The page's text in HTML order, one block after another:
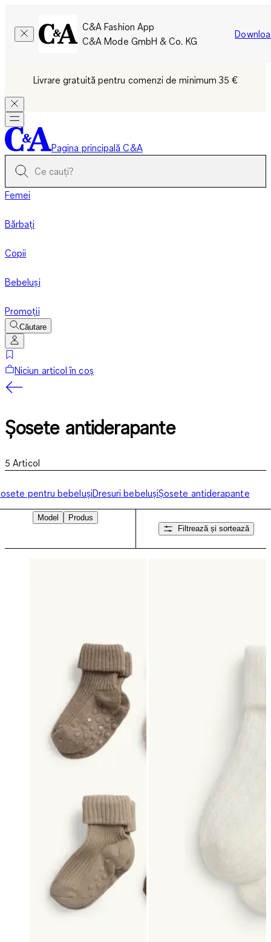
C&A Fashion App
C&A Mode GmbH & Co. KG
Livrare gratuită pentru comenzi de minimum 35 €
Pagina principală C&A
Femei
Bărbați
Copii
Bebeluși
Promoții
Căutare
Niciun articol în coș
Șosete antiderapante
5 Articol
pentru bebelușiDresuri bebelușiȘosete antiderapante
Model
Produs
Filtrează și sortează